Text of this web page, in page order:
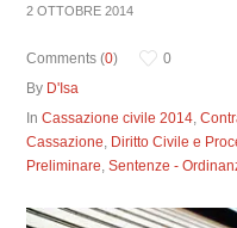
2 OTTOBRE 2014
Comments (0)
0
By D'Isa
InCassazione civile 2014,
Cassazione, Diritto Civile e
Preliminare,Sentenze -